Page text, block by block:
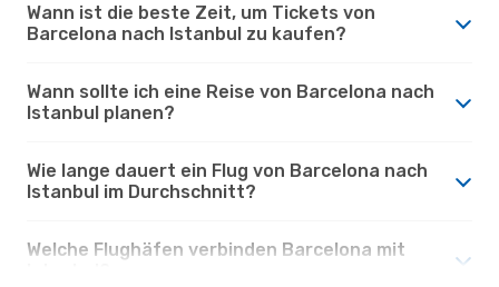
Wann ist die beste Zeit, um Tickets von
Barcelona nach Istanbul zu kaufen?
Wann sollte ich eine Reise von Barcelona nach
Istanbul planen?
Wie lange dauert ein Flug von Barcelona nach
Istanbul im Durchschnitt?
Welche Flughäfen verbinden Barcelona mit